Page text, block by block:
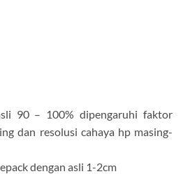
90 – 100% dipengaruhi faktor
dan resolusi cahaya hp masing-
dengan asli 1-2cm